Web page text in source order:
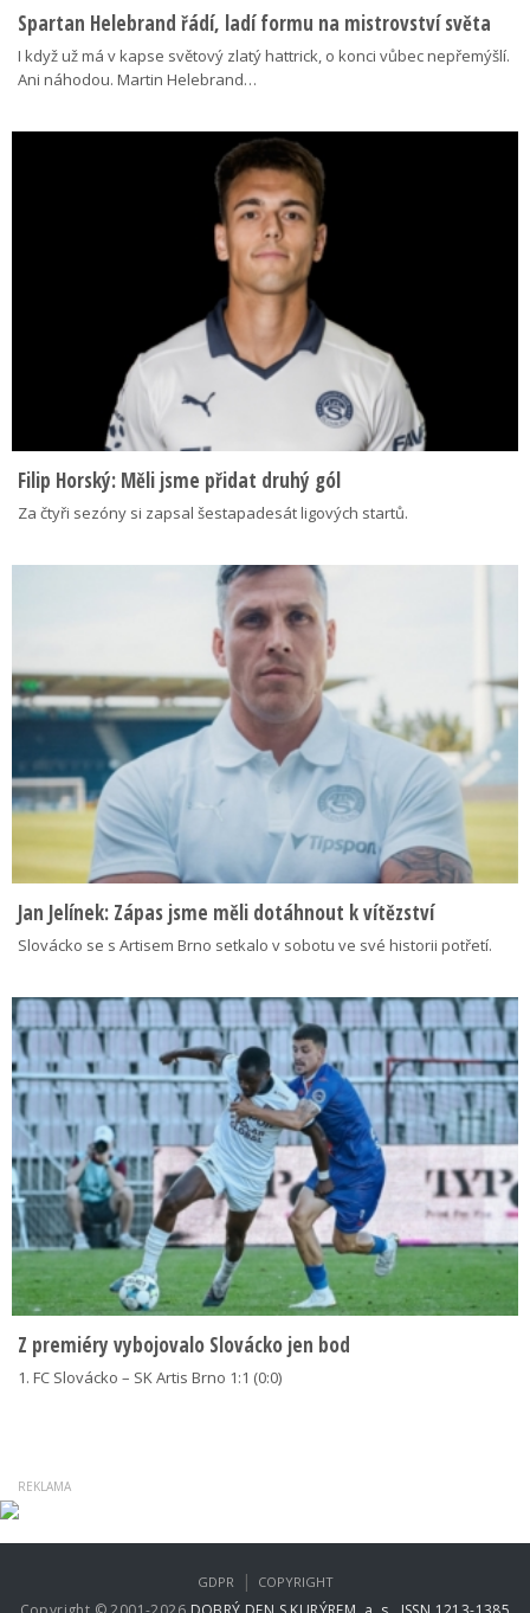
Spartan Helebrand řádí, ladí formu na mistrovství světa
I když už má v kapse světový zlatý hattrick, o konci vůbec nepřemýšlí.
Ani náhodou. Martin Helebrand…
Filip Horský: Měli jsme přidat druhý gól
Za čtyři sezóny si zapsal šestapadesát ligových startů.
Jan Jelínek: Zápas jsme měli dotáhnout k vítězství
Slovácko se s Artisem Brno setkalo v sobotu ve své historii potřetí.
Z premiéry vybojovalo Slovácko jen bod
1. FC Slovácko – SK Artis Brno 1:1 (0:0)
GDPR | COPYRIGHT